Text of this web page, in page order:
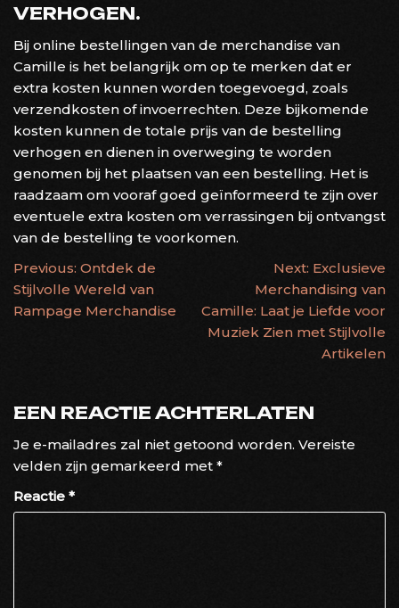
VERHOGEN.
Bij online bestellingen van de merchandise van
Camille is het belangrijk om op te merken dat er
extra kosten kunnen worden toegevoegd, zoals
verzendkosten of invoerrechten. Deze bijkomende
kosten kunnen de totale prijs van de bestelling
verhogen en dienen in overweging te worden
genomen bij het plaatsen van een bestelling. Het is
raadzaam om vooraf goed geïnformeerd te zijn over
eventuele extra kosten om verrassingen bij ontvangst
van de bestelling te voorkomen.
BERICHTNAVIGATIE
Previous: Ontdek de
Stijlvolle Wereld van
Rampage Merchandise
Next: Exclusieve
Merchandising van
Camille: Laat je Liefde voor
Muziek Zien met Stijlvolle
Artikelen
EEN REACTIE ACHTERLATEN
Je e-mailadres zal niet getoond worden. Vereiste
velden zijn gemarkeerd met *
Reactie *